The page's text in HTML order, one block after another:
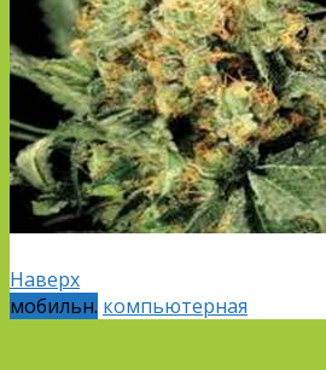
Наверх
мобильн. компьютерная